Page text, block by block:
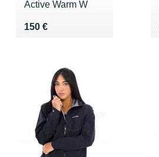
Active Warm W
150 €
Vendu 150 €